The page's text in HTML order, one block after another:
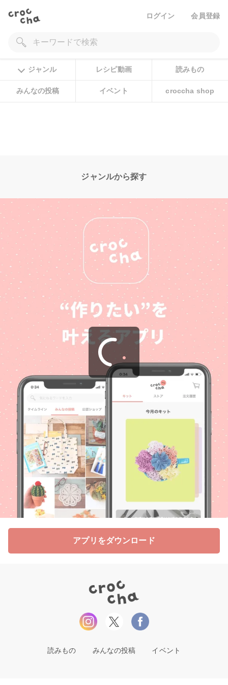
ログイン 会員登録
ジャンル レシピ動画 読みもの
みんなの投稿 イベント croccha shop
ジャンルから探す
アプリをダウンロード
読みもの みんなの投稿 イベント